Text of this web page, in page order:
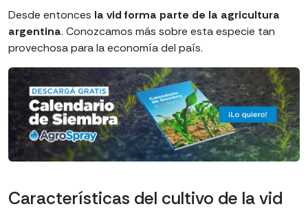
Desde entonces la vid forma parte de la agricultura
argentina. Conozcamos más sobre esta especie tan
provechosa para la economía del país.
Características del cultivo de la vid